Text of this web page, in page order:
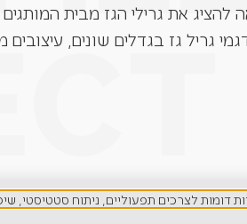
גריל גז בגדלים שונים,